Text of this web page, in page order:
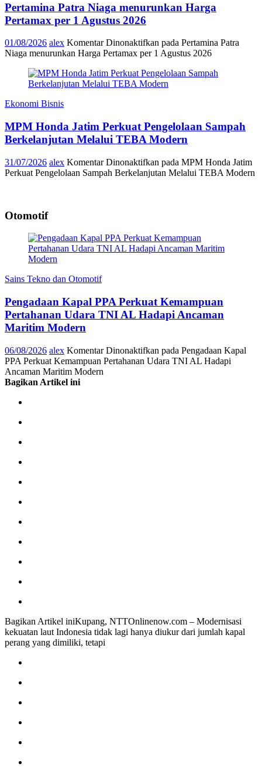
Pertamina Patra Niaga menurunkan Harga
Pertamax per 1 Agustus 2026
01/08/2026 alex Komentar Dinonaktifkan pada Pertamina Patra
Niaga menurunkan Harga Pertamax per 1 Agustus 2026
Ekonomi Bisnis
MPM Honda Jatim Perkuat Pengelolaan Sampah
Berkelanjutan Melalui TEBA Modern
31/07/2026 alex Komentar Dinonaktifkan pada MPM Honda Jatim
Perkuat Pengelolaan Sampah Berkelanjutan Melalui TEBA Modern
Otomotif
Sains Tekno dan Otomotif
Pengadaan Kapal PPA Perkuat Kemampuan
Pertahanan Udara TNI AL Hadapi Ancaman
Maritim Modern
06/08/2026 alex Komentar Dinonaktifkan pada Pengadaan Kapal
PPA Perkuat Kemampuan Pertahanan Udara TNI AL Hadapi
Ancaman Maritim Modern
Bagikan Artikel ini
Bagikan Artikel iniKupang, NTTOnlinenow.com – Modernisasi
kekuatan laut Indonesia tidak lagi hanya diukur dari jumlah kapal
perang yang dimiliki, tetapi